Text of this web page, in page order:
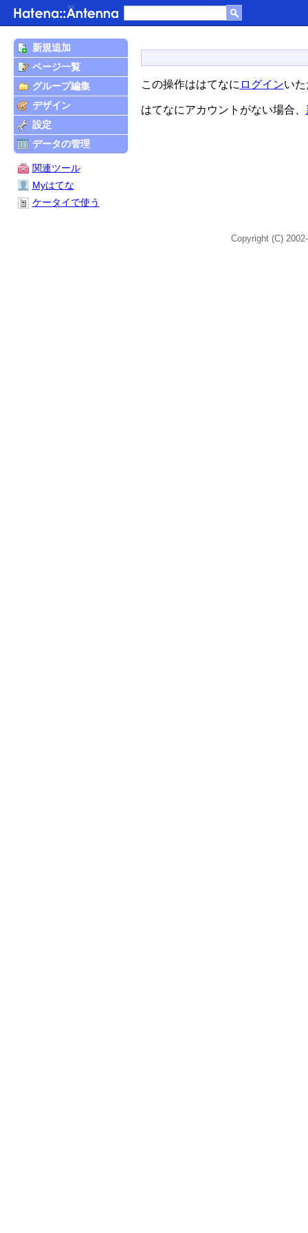
この操作ははてなに ログインい
はてなにアカウントがない場合、
新規追加
ページ一覧
グループ編集
デザイン
設定
データの管理
関連ツール
Myはてな
ケータイで使う
Copyright (C)